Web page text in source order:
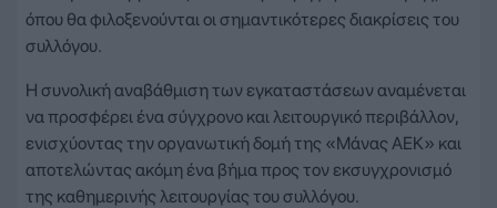
όπου θα φιλοξενούνται οι σημαντικότερες διακρίσεις του
συλλόγου.
Η συνολική αναβάθμιση των εγκαταστάσεων αναμένεται
να προσφέρει ένα σύγχρονο και λειτουργικό περιβάλλον,
ενισχύοντας την οργανωτική δομή της «Μάνας ΑΕΚ» και
αποτελώντας ακόμη ένα βήμα προς τον εκσυγχρονισμό
της καθημερινής λειτουργίας του συλλόγου.